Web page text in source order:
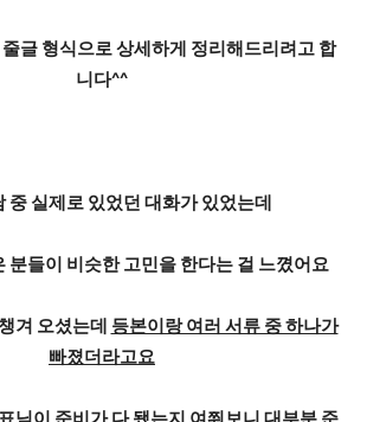
글 형식으로 상세하게 정리해드리려고 합
니다^^
중 실제로 있었던 대화가 있었는데
분들이 비슷한 고민을 한다는 걸 느꼈어요
겨 오셨는데 등본이랑 여러 서류 중 하나가
빠졌더라고요